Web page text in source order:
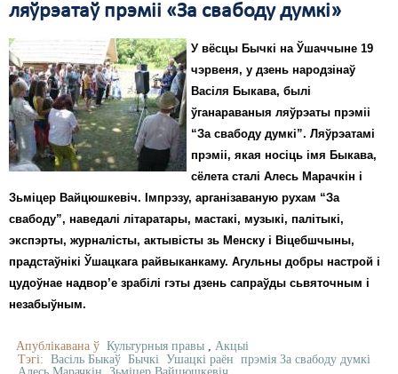
ляўрэатаў прэміі «За свабоду думкі»
У вёсцы Бычкі на Ўшаччыне 19
чэрвеня, у дзень народзінаў
Васіля Быкава, былі
ўганараваныя ляўрэаты прэміі
“За свабоду думкі”. Ляўрэатамі
прэміі, якая носіць імя Быкава,
сёлета сталі Алесь Марачкін і
Зьміцер Вайцюшкевіч. Імпрэзу, арганізаваную рухам “За
свабоду”, наведалі літаратары, мастакі, музыкі, палітыкі,
экспэрты, журналісты, актывісты зь Менску і Віцебшчыны,
прадстаўнікі Ўшацкага райвыканкаму. Агульны добры настрой і
цудоўнае надвор’е зрабілі гэты дзень сапраўды сьвяточным і
незабыўным.
Апублікавана ў Культурныя правы , Акцыі
Тэгі: Васіль Быкаў Бычкі Ушацкі раён прэмія За свабоду думкі